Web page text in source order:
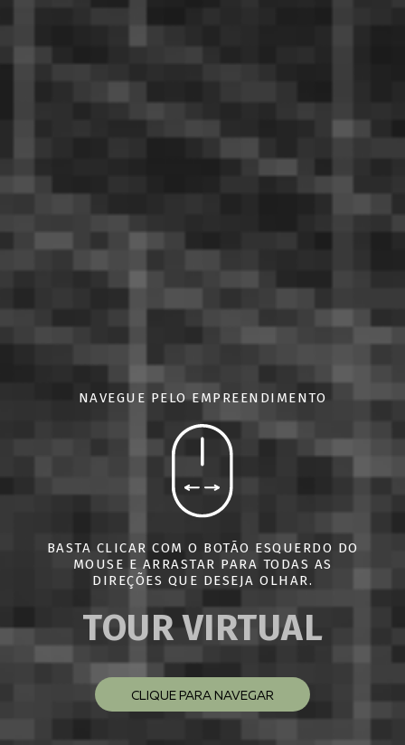
NAVEGUE PELO EMPREENDIMENTO
BASTA CLICAR COM O BOTÃO ESQUERDO DO
MOUSE E ARRASTAR PARA TODAS AS
DIREÇÕES QUE DESEJA OLHAR.
TOUR VIRTUAL
CLIQUE PARA NAVEGAR